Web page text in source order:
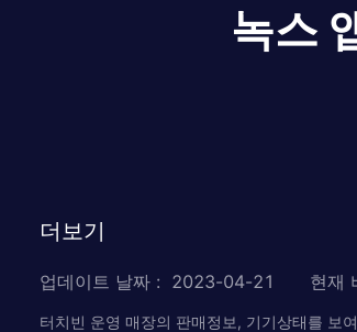
녹스
더보기
업데이트 날짜 : 2023-04-21 현재
터치빈 운영 매장의 판매정보, 기기상태를 보